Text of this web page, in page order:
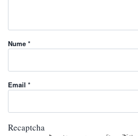
Nume *
Email *
Recaptcha